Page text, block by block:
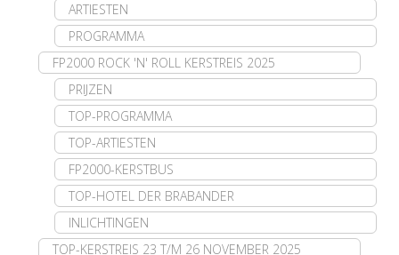
ARTIESTEN
PROGRAMMA
FP2000 ROCK 'N' ROLL KERSTREIS 2025
PRIJZEN
TOP-PROGRAMMA
TOP-ARTIESTEN
FP2000-KERSTBUS
TOP-HOTEL DER BRABANDER
INLICHTINGEN
TOP-KERSTREIS 23 T/M 26 NOVEMBER 2025